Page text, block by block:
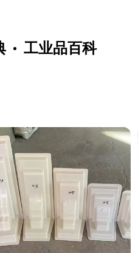
工业品百科